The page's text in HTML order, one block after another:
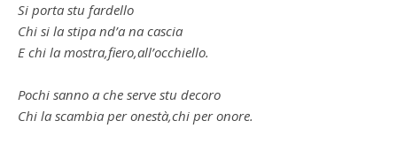
Si porta stu fardello
Chi si la stipa nd’a na cascia
E chi la mostra,fiero,all’occhiello.
Pochi sanno a che serve stu decoro
Chi la scambia per onestà,chi per onore.